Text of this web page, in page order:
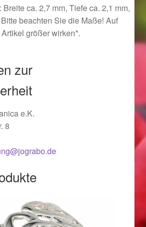
für Ostern 2019
für Ostern 2020
für Ostern 2021
für Ostern 2022
ca. 2,7 mm, Tiefe ca. 2,1 mm,
beachten Sie die Maße! Auf
größer wirken*.
zur
e.K.
8